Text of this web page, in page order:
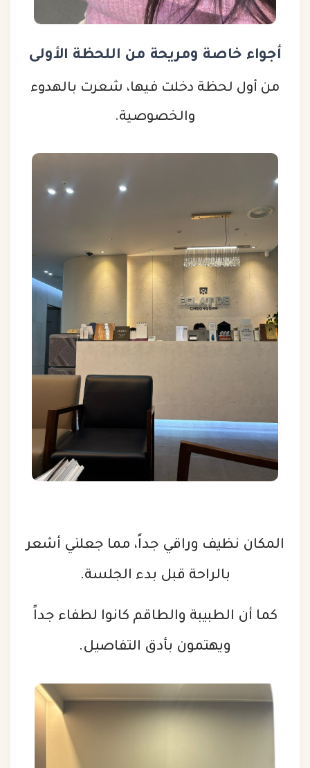
أجواء خاصة ومريحة من اللحظة الأولى
من أول لحظة دخلت فيها، شعرت بالهدوء
والخصوصية.
المكان نظيف وراقي جداً، مما جعلني أشعر
بالراحة قبل بدء الجلسة.
كما أن الطبيبة والطاقم كانوا لطفاء جداً
ويهتمون بأدق التفاصيل.